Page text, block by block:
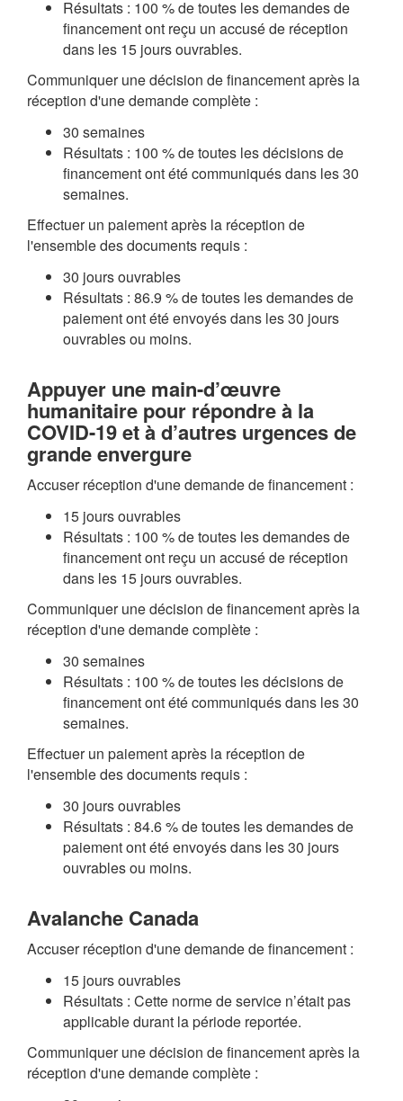
Résultats : 100 % de toutes les demandes de
financement ont reçu un accusé de réception
dans les 15 jours ouvrables.
Communiquer une décision de financement après la
réception d'une demande complète :
30 semaines
Résultats : 100 % de toutes les décisions de
financement ont été communiqués dans les 30
semaines.
Effectuer un paiement après la réception de
l'ensemble des documents requis :
30 jours ouvrables
Résultats : 86.9 % de toutes les demandes de
paiement ont été envoyés dans les 30 jours
ouvrables ou moins.
Appuyer une main-d’œuvre
humanitaire pour répondre à la
COVID-19 et à d’autres urgences de
grande envergure
Accuser réception d'une demande de financement :
15 jours ouvrables
Résultats : 100 % de toutes les demandes de
financement ont reçu un accusé de réception
dans les 15 jours ouvrables.
Communiquer une décision de financement après la
réception d'une demande complète :
30 semaines
Résultats : 100 % de toutes les décisions de
financement ont été communiqués dans les 30
semaines.
Effectuer un paiement après la réception de
l'ensemble des documents requis :
30 jours ouvrables
Résultats : 84.6 % de toutes les demandes de
paiement ont été envoyés dans les 30 jours
ouvrables ou moins.
Avalanche Canada
Accuser réception d'une demande de financement :
15 jours ouvrables
Résultats : Cette norme de service n’était pas
applicable durant la période reportée.
Communiquer une décision de financement après la
réception d'une demande complète :